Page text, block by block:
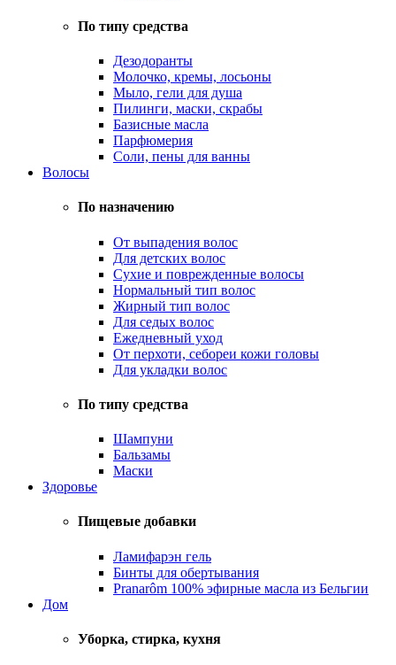
По типу средства
Дезодоранты
Молочко, кремы, лосьоны
Мыло, гели для душа
Пилинги, маски, скрабы
Базисные масла
Парфюмерия
Соли, пены для ванны
Волосы
По назначению
От выпадения волос
Для детских волос
Сухие и поврежденные волосы
Нормальный тип волос
Жирный тип волос
Для седых волос
Ежедневный уход
От перхоти, себореи кожи головы
Для укладки волос
По типу средства
Шампуни
Бальзамы
Маски
Здоровье
Пищевые добавки
Ламифарэн гель
Бинты для обертывания
Pranarôm 100% эфирные масла из Бельгии
Дом
Уборка, стирка, кухня